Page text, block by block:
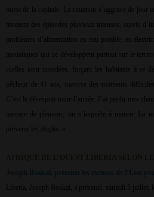
ouest de la capitale. La situation s’aggrave de jour
moment des épisodes pluvieux intenses, suivis
problèmes d’alimentation en eau potable, en
moustiques qui se développent partout sur le
ruelles sont inondées, forçant les habitants à se
pêcheur de 41 ans, traverse des moments
C’est le désespoir toute l’année. J’ai perdu mes
menace de pleuvoir, on s’inquiète à mourir. La
prévenir les dégâts. »
Liberia, Joseph Boakai, a présenté, samedi 5 juillet,